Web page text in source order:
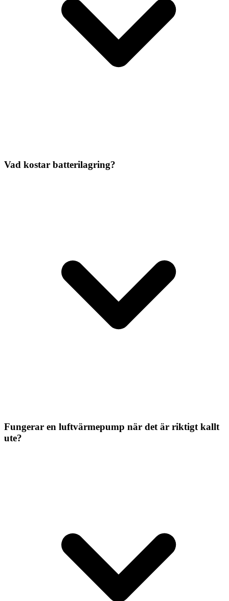
Vad kostar batterilagring?
Fungerar en luftvärmepump när det är riktigt kallt
ute?